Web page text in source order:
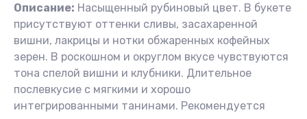
Описание: Насыщенный рубиновый цвет. В букете
присутствуют оттенки сливы, засахаренной
вишни, лакрицы и нотки обжаренных кофейных
зерен. В роскошном и округлом вкусе чувствуются
тона спелой вишни и клубники. Длительное
послевкусие с мягкими и хорошо
интегрированными танинами. Рекомендуется